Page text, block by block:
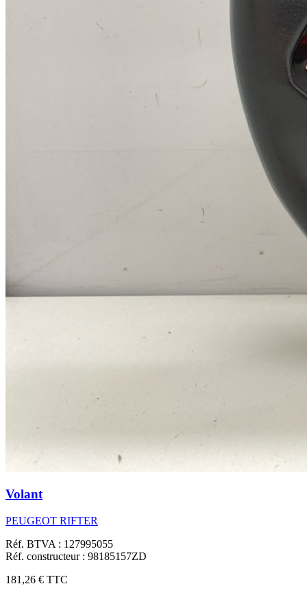
Volant
PEUGEOT RIFTER
Réf. BTVA : 127995055
Réf. constructeur : 98185157ZD
181,26 € TTC